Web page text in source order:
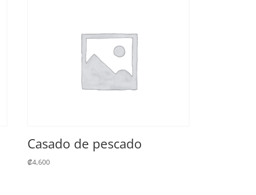
Casado de pescado
₡4,600